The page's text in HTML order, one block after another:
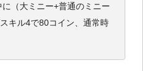
（大ミニー+普通のミニー
キル4で80コイン、通常時